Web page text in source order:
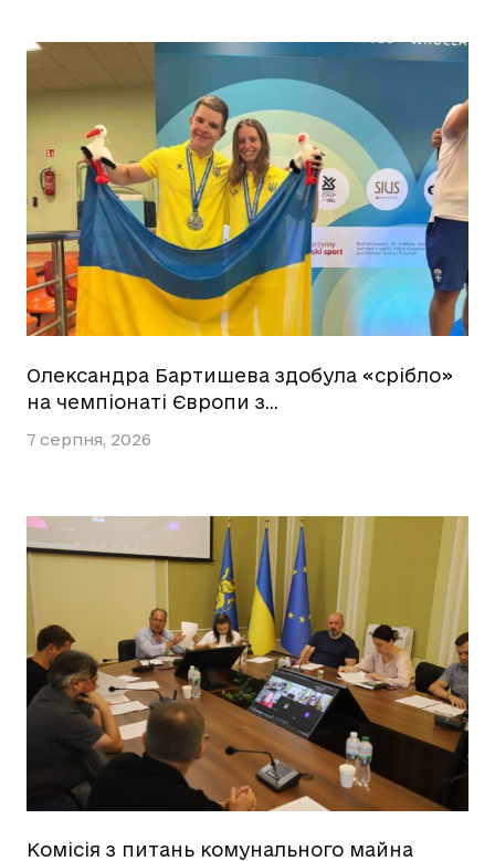
Олександра Бартишева здобула «срібло»
на чемпіонаті Європи з…
7 серпня, 2026
Комісія з питань комунального майна